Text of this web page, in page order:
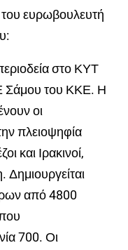
του ευρωβουλευτή
στο ΚΥΤ
Σάμου του ΚΚΕ. Η
οι
πλειοψηφία
και Ιρακινοί,
Δημιουργείται
από 4800
700. Οι